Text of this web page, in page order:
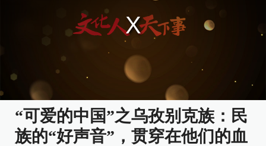
“可爱的中国”之乌孜别克族：民
族的“好声音”，贯穿在他们的血